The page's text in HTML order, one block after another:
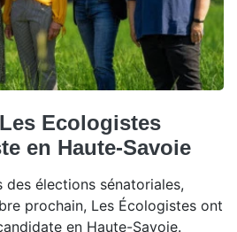
Ecologistes
en Haute-Savoie
des élections sénatoriales,
prochain, Les Écologistes ont
en Haute-Savoie.